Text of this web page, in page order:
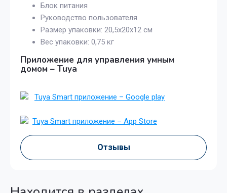
Блок питания
Руководство пользователя
Размер упаковки: 20,5х20х12 см
Вес упаковки: 0,75 кг
Приложение для управления умным
домом – Tuya
Tuya Smart приложение – Google play
Tuya Smart приложение – App Store
Отзывы